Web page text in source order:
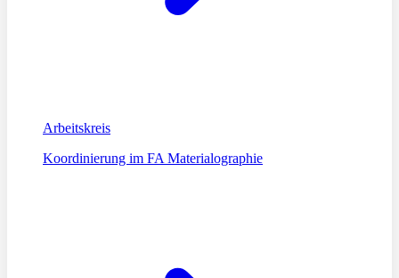
Arbeitskreis
Koordinierung im FA Materialographie